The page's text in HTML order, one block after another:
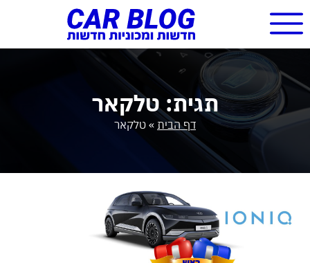
תגית: טלקאר
דף הבית » טלקאר